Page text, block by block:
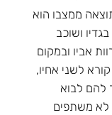
ממצבו הוא
ושוכב
אביו ובמקום
לשני אחיו,
להם לבוא
לא משתפים